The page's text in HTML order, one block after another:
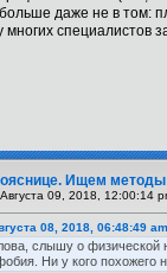
даже не в том:
специалистов
Ищем методы
Августа 09, 2018, 12:00:14
08, 2018, 06:48:49
слышу о физической
Ни у кого